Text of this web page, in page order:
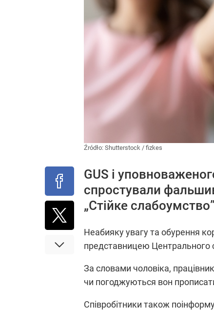
Źródło: Shutterstock / fizkes
GUS і
спростували
„Стійке
Неабияку увагу та обурення
представницею Центрального
За словами чоловіка,
чи погоджуються вон
Співробітники також